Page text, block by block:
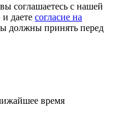
соглашаетесь с нашей
и даете согласие на
должны принять перед
время